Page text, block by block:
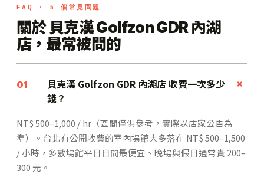
FAQ · 5 個常見問題
關於 貝克漢 Golfzon GDR 內湖
店，最常被問的
01
貝克漢 Golfzon GDR 內湖店 收費一次多少
錢？
+
NT$ 500–1,000 / hr（區間僅供參考，實際以店家公告為
準）。台北有公開收費的室內場館大多落在 NT$ 500–1,500
/ 小時，多數場館平日日間最便宜、晚場與假日通常貴 200–
300 元。